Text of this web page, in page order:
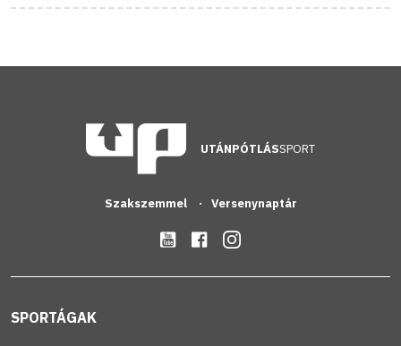
UTÁNPÓTLÁSSPORT
Szakszemmel Versenynaptár
SPORTÁGAK